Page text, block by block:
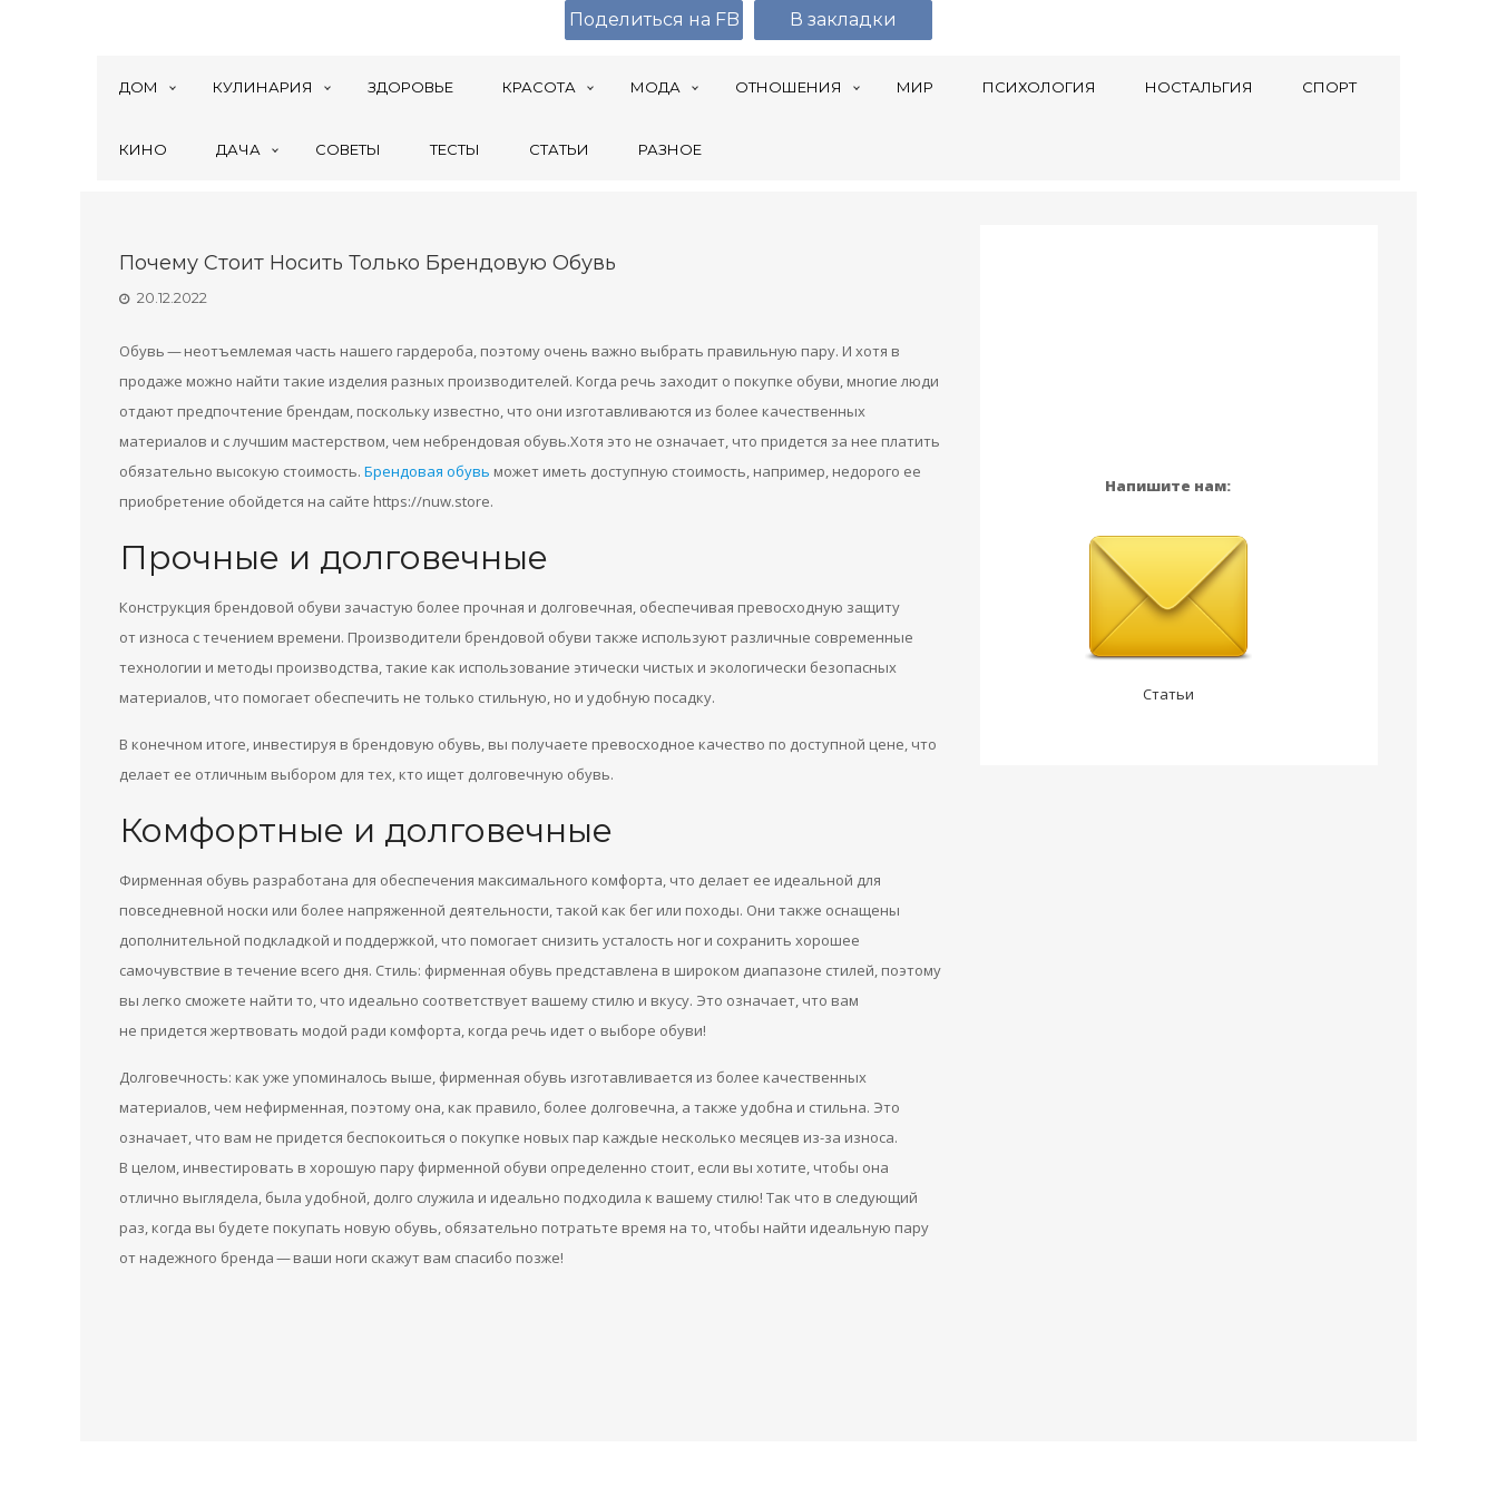
ДОМ КУЛИНАРИЯ ЗДОРОВЬЕ КРАСОТА МОДА ОТНОШЕНИЯ МИР ПСИХОЛОГИЯ НОСТАЛЬГИЯ СПОРТ
КИНО ДАЧА СОВЕТЫ ТЕСТЫ СТАТЬИ РАЗНОЕ
Почему Стоит Носить Только Брендовую Обувь
20.12.2022
Обувь — неотъемлемая часть нашего гардероба, поэтому очень важно выбрать правильную пару. И хотя в
продаже можно найти такие изделия разных производителей. Когда речь заходит о покупке обуви, многие люди
отдают предпочтение брендам, поскольку известно, что они изготавливаются из более качественных
материалов и с лучшим мастерством, чем небрендовая обувь.Хотя это не означает, что придется за нее платить
обязательно высокую стоимость. Брендовая обувь может иметь доступную стоимость, например, недорого ее
приобретение обойдется на сайте https://nuw.store.
Прочные и долговечные
Конструкция брендовой обуви зачастую более прочная и долговечная, обеспечивая превосходную защиту
от износа с течением времени. Производители брендовой обуви также используют различные современные
технологии и методы производства, такие как использование этически чистых и экологически безопасных
материалов, что помогает обеспечить не только стильную, но и удобную посадку.
В конечном итоге, инвестируя в брендовую обувь, вы получаете превосходное качество по доступной цене, что
делает ее отличным выбором для тех, кто ищет долговечную обувь.
Комфортные и долговечные
Фирменная обувь разработана для обеспечения максимального комфорта, что делает ее идеальной для
повседневной носки или более напряженной деятельности, такой как бег или походы. Они также оснащены
дополнительной подкладкой и поддержкой, что помогает снизить усталость ног и сохранить хорошее
самочувствие в течение всего дня. Стиль: фирменная обувь представлена в широком диапазоне стилей, поэтому
вы легко сможете найти то, что идеально соответствует вашему стилю и вкусу. Это означает, что вам
не придется жертвовать модой ради комфорта, когда речь идет о выборе обуви!
Долговечность: как уже упоминалось выше, фирменная обувь изготавливается из более качественных
материалов, чем нефирменная, поэтому она, как правило, более долговечна, а также удобна и стильна. Это
означает, что вам не придется беспокоиться о покупке новых пар каждые несколько месяцев из-за износа.
В целом, инвестировать в хорошую пару фирменной обуви определенно стоит, если вы хотите, чтобы она
отлично выглядела, была удобной, долго служила и идеально подходила к вашему стилю! Так что в следующий
раз, когда вы будете покупать новую обувь, обязательно потратьте время на то, чтобы найти идеальную пару
от надежного бренда — ваши ноги скажут вам спасибо позже!
Напишите нам:
Статьи
Поделиться на FB В закладки